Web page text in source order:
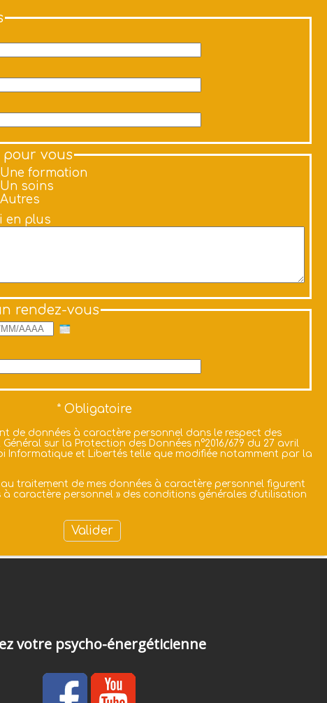
pour vous
Une formation
Un soins
Autres
en plus
rendez-vous
de données à caractère personnel dans le respect des
sur la Protection des Données n°2016/679 du 27 avril
Loi Informatique et Libertés telle que modifiée notamment par la
traitement de mes données à caractère personnel figurent
à caractère personnel » des conditions générales d'utilisation
votre psycho-énergéticienne